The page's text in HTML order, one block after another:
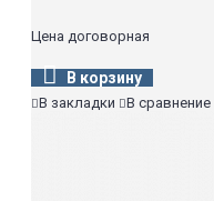
Цена договорная
В корзину
В закладки В сравнение